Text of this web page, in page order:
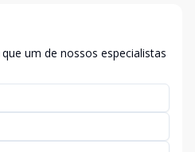
um de nossos especialistas